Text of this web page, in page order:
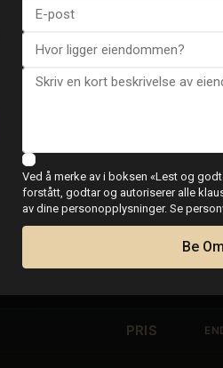
PRIS
Ved å merke av i boksen «Lest og
forstått, godtar og autoriserer alle
av dine personopplysninger. Se
Be